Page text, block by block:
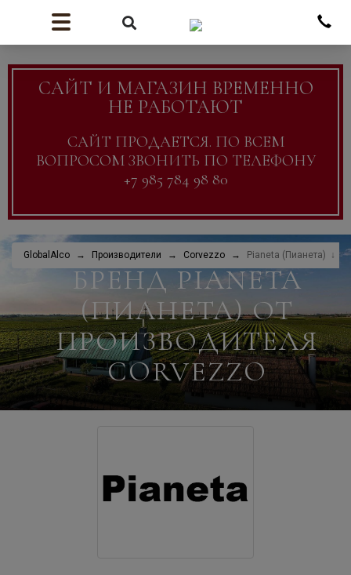
САЙТ И МАГАЗИН ВРЕМЕННО
НЕ РАБОТАЮТ
САЙТ ПРОДАЕТСЯ. ПО ВСЕМ
ВОПРОСОМ ЗВОНИТЬ ПО ТЕЛЕФОНУ
+7 985 784 98 80
GlobalAlco Производители Corvezzo Pianeta (Пианета)
БРЕНД PIANETA
(ПИАНЕТА) ОТ
ПРОИЗВОДИТЕЛЯ
CORVEZZO